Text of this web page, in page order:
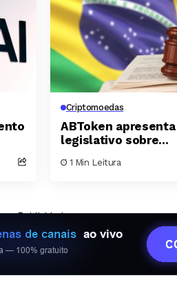
Criptomoedas
ABToken
legislativo sobre
ativos digitais para o
1 Min Leitura
— Publicidade —